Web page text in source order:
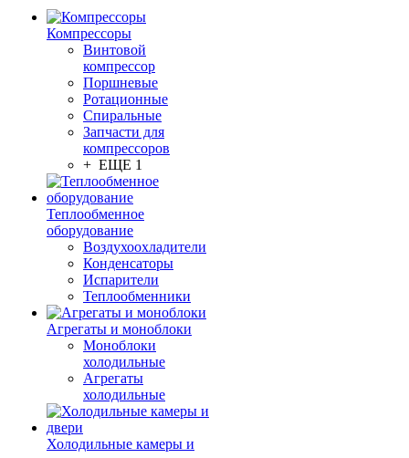
Компрессоры
Винтовой
компрессор
Поршневые
Ротационные
Спиральные
Запчасти для
компрессоров
+ ЕЩЕ 1
Теплообменное
оборудование
Воздухоохладители
Конденсаторы
Испарители
Теплообменники
Агрегаты и моноблоки
Моноблоки
холодильные
Агрегаты
холодильные
Холодильные камеры и